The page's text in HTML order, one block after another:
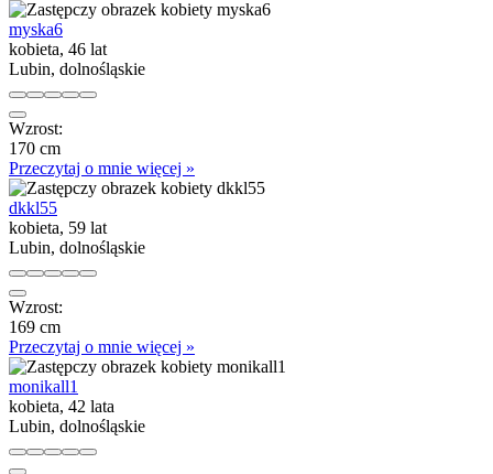
myska6
kobieta, 46 lat
Lubin, dolnośląskie
Wzrost:
170 cm
Przeczytaj o mnie więcej »
dkkl55
kobieta, 59 lat
Lubin, dolnośląskie
Wzrost:
169 cm
Przeczytaj o mnie więcej »
monikall1
kobieta, 42 lata
Lubin, dolnośląskie